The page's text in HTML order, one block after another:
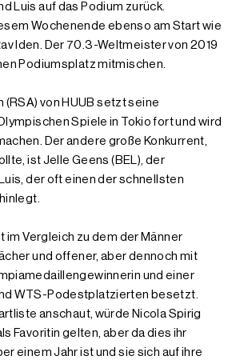
Luis auf das Podium zurück.
Wochenende ebenso am Start wie
Iden. Der 70.3-Weltmeister von 2019
Podiumsplatz mitmischen.
(RSA) von HUUB setzt seine
Spiele in Tokio fort und wird
Der andere große Konkurrent,
ist Jelle Geens (BEL), der
der oft einen der schnellsten
im Vergleich zu dem der Männer
und offener, aber dennoch mit
und einer
WTS-Podestplatzierten besetzt.
anschaut, würde Nicola Spirig
Favoritin gelten, aber da dies ihr
einem Jahr ist und sie sich auf ihre